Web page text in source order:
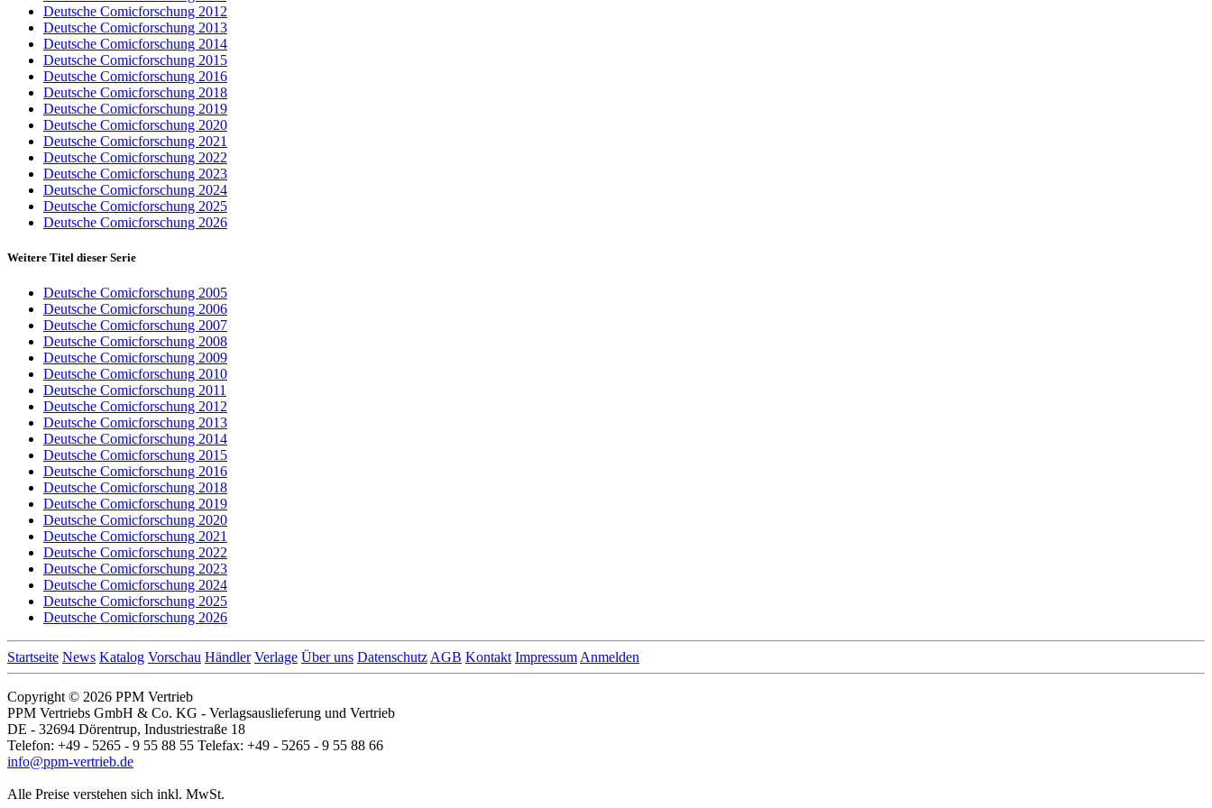
Deutsche Comicforschung 2012
Deutsche Comicforschung 2013
Deutsche Comicforschung 2014
Deutsche Comicforschung 2015
Deutsche Comicforschung 2016
Deutsche Comicforschung 2018
Deutsche Comicforschung 2019
Deutsche Comicforschung 2020
Deutsche Comicforschung 2021
Deutsche Comicforschung 2022
Deutsche Comicforschung 2023
Deutsche Comicforschung 2024
Deutsche Comicforschung 2025
Deutsche Comicforschung 2026
Weitere Titel dieser Serie
Deutsche Comicforschung 2005
Deutsche Comicforschung 2006
Deutsche Comicforschung 2007
Deutsche Comicforschung 2008
Deutsche Comicforschung 2009
Deutsche Comicforschung 2010
Deutsche Comicforschung 2011
Deutsche Comicforschung 2012
Deutsche Comicforschung 2013
Deutsche Comicforschung 2014
Deutsche Comicforschung 2015
Deutsche Comicforschung 2016
Deutsche Comicforschung 2018
Deutsche Comicforschung 2019
Deutsche Comicforschung 2020
Deutsche Comicforschung 2021
Deutsche Comicforschung 2022
Deutsche Comicforschung 2023
Deutsche Comicforschung 2024
Deutsche Comicforschung 2025
Deutsche Comicforschung 2026
Startseite News Katalog Vorschau Händler Verlage Über uns Datenschutz AGB Kontakt Impressum Anmelden
Copyright © 2026 PPM Vertrieb
PPM Vertriebs GmbH & Co. KG - Verlagsauslieferung und Vertrieb
DE - 32694 Dörentrup, Industriestraße 18
Telefon: +49 - 5265 - 9 55 88 55 Telefax: +49 - 5265 - 9 55 88 66
info@ppm-vertrieb.de
Alle Preise verstehen sich inkl. MwSt.